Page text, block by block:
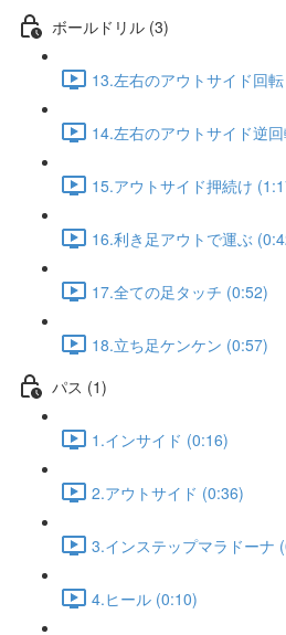
ボールドリル (3)
13.左右のアウトサイド回
14.左右のアウトサイド逆
15.アウトサイド押続け
16.利き足アウトで運ぶ
17.全ての足タッチ (0:52)
18.立ち足ケンケン (0:57)
パス (1)
1.インサイド (0:16)
2.アウトサイド (0:36)
3.インステップマラドーナ
4.ヒール (0:10)